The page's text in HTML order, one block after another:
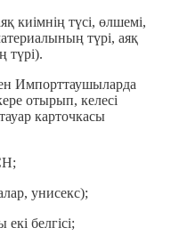
киімнің түсі, өлшемі,
түрі, аяқ
түрі).
Импорттаушыларда
отырып, келесі
карточкасы
унисекс);
белгісі;